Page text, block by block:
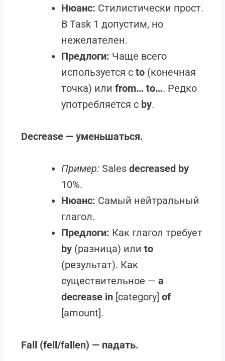
Нюанс: Стилистически прост.
В Task 1 допустим, но
нежелателен.
Предлоги: Чаще всего
используется с to (конечная
точка) или from… to…. Редко
употребляется с by.
Decrease — уменьшаться.
Пример: Sales decreased by
10%.
Нюанс: Самый нейтральный
глагол.
Предлоги: Как глагол требует
by (разница) или to
(результат). Как
существительное — a
decrease in [category] of
[amount].
Fall (fell/fallen) — падать.